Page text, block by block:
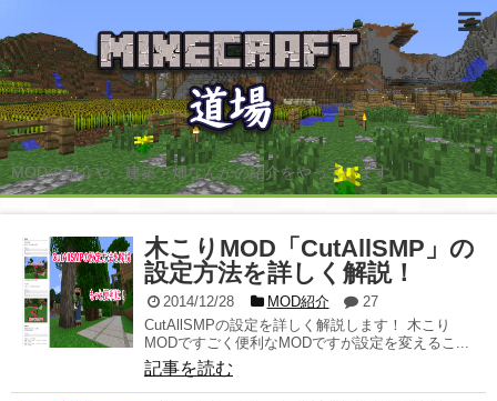
MODの紹介や、建築・畑なんかの紹介をやっています。
木こりMOD「CutAllSMP」の
設定方法を詳しく解説！
2014/12/28 MOD紹介
27
CutAllSMPの設定を詳しく解説します！ 木こり
MODですごく便利なMODですが設定を変えるこ...
記事を読む